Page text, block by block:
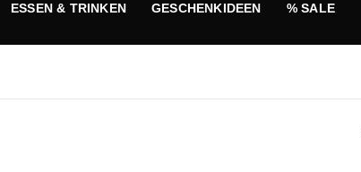
ESSEN & TRINKEN GESCHENKIDEEN % SALE